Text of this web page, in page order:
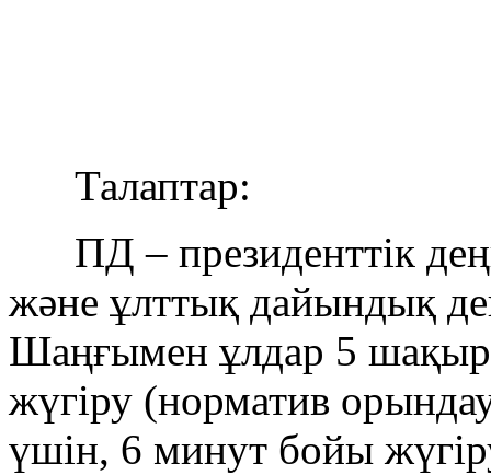
Талаптар:
ПД – президенттік
және ұлттық дайындық
Шаңғымен ұлдар 5
жүгіру (норматив
үшін, 6 минут бойы